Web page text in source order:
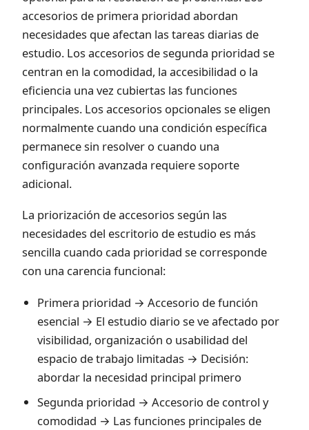
accesorios de primera prioridad abordan
necesidades que afectan las tareas diarias de
estudio. Los accesorios de segunda prioridad se
centran en la comodidad, la accesibilidad o la
eficiencia una vez cubiertas las funciones
principales. Los accesorios opcionales se eligen
normalmente cuando una condición específica
permanece sin resolver o cuando una
configuración avanzada requiere soporte
adicional.
La priorización de accesorios según las
necesidades del escritorio de estudio es más
sencilla cuando cada prioridad se corresponde
con una carencia funcional:
Primera prioridad → Accesorio de función
esencial → El estudio diario se ve afectado por
visibilidad, organización o usabilidad del
espacio de trabajo limitadas → Decisión:
abordar la necesidad principal primero
Segunda prioridad → Accesorio de control y
comodidad → Las funciones principales de